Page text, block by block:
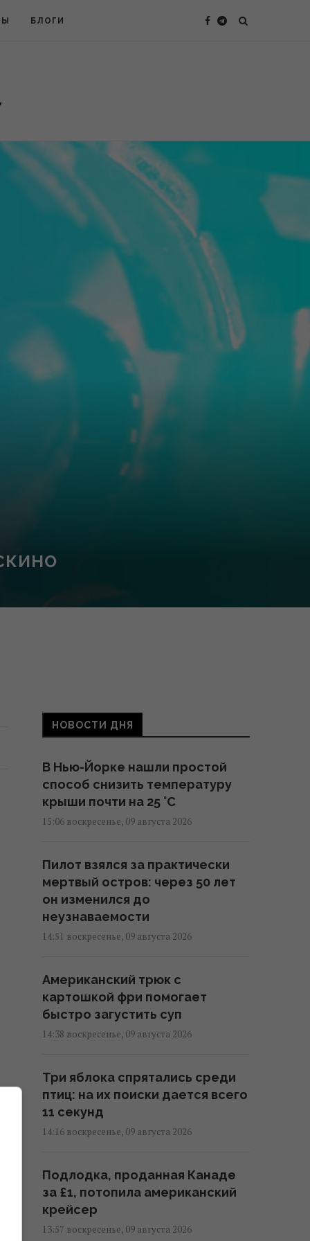
БЛОГИ
НОВОСТИ ДНЯ
В Нью-Йорке нашли простой
способ снизить температуру
крыши почти на 25 °C
15:06 воскресенье, 09 августа 2026
Пилот взялся за практически
мертвый остров: через 50 лет
он изменился до
неузнаваемости
14:51 воскресенье, 09 августа 2026
Американский трюк с
картошкой фри помогает
быстро загустить суп
14:38 воскресенье, 09 августа 2026
Три яблока спрятались среди
птиц: на их поиски дается всего
11 секунд
14:16 воскресенье, 09 августа 2026
Подлодка, проданная Канаде
за £1, потопила американский
крейсер
13:57 воскресенье, 09 августа 2026